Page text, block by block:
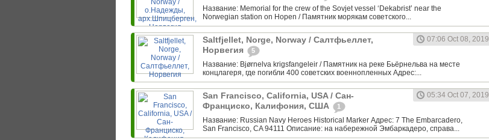
Название: Memorial for the crew of the Sovjet vessel ‘Dekabrist’ near the
Norwegian station on Hopen / Памятник морякам советского...
Saltfjellet, Norge, Norway / Салтфьеллет,
Норвегия
5
07:06 Oct 08, 2019
Название: Bjørnelva krigsfangeleir / Памятник на реке Бьёрнельва на месте
концлагеря, где погибли 400 советских военнопленных Адрес:...
San Francisco, California, USA / Сан-
Франциско, Калифония, США
1
05:34 Oct 07, 2019
Название: Russian Navy Heroes Historical Marker Адрес: 7 The Embarcadero,
San Francisco, CA 94111 Описание: на набережной Эмбаркадеро, справа...